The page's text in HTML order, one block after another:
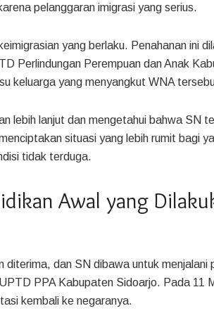
pelanggaran imigrasi yang serius.
yang berlaku. Penahanan ini
Perlindungan Perempuan dan Anak
keluarga yang menyangkut WNA
lebih lanjut dan mengetahui bahwa SN
situasi yang lebih rumit bagi
tidak terduga.
Awal yang
dan SN dibawa untuk menjalani
PPA Kabupaten Sidoarjo. Pada 11
kembali ke negaranya.